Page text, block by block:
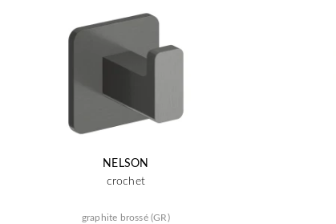
NELSON
crochet
graphite brossé (GR)